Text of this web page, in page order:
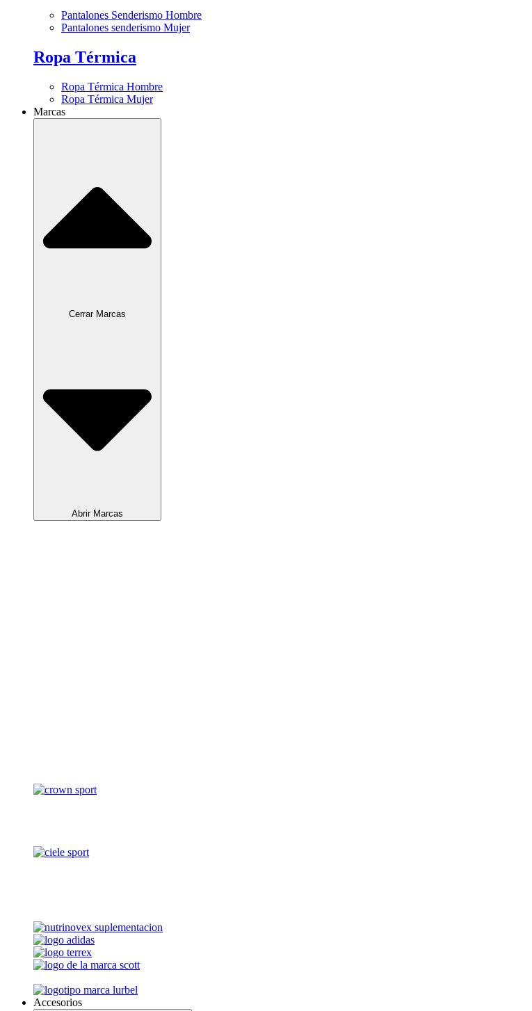
Pantalones Senderismo Hombre
Pantalones senderismo Mujer
Ropa Térmica
Ropa Térmica Hombre
Ropa Térmica Mujer
Marcas
Cerrar Marcas
Abrir Marcas
Accesorios